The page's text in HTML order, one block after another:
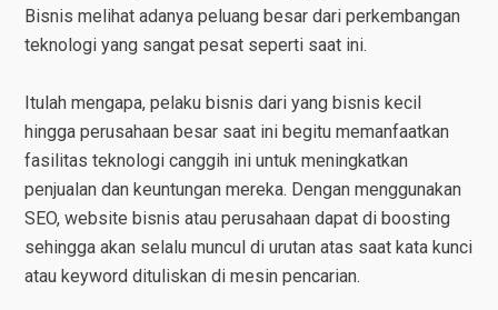
Bisnis melihat adanya peluang besar dari perkembangan
teknologi yang sangat pesat seperti saat ini.
Itulah mengapa, pelaku bisnis dari yang bisnis kecil
hingga perusahaan besar saat ini begitu memanfaatkan
fasilitas teknologi canggih ini untuk meningkatkan
penjualan dan keuntungan mereka. Dengan menggunakan
SEO, website bisnis atau perusahaan dapat di boosting
sehingga akan selalu muncul di urutan atas saat kata kunci
atau keyword dituliskan di mesin pencarian.